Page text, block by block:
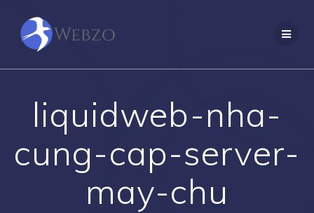
liquidweb-nha-
cung-cap-server-
may-chu